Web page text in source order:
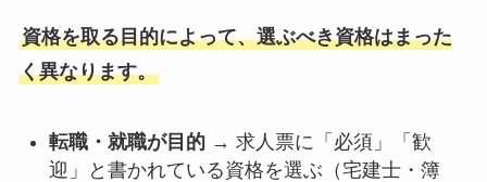
資格を取る目的によって、選ぶべき資格はまった
く異なります。
転職・就職が目的→ 求人票に「必須」「歓
迎」と書かれている資格を選ぶ（宅建士・簿